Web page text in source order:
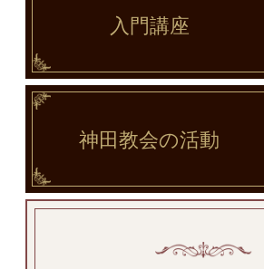
入門講座
神田教会の活動